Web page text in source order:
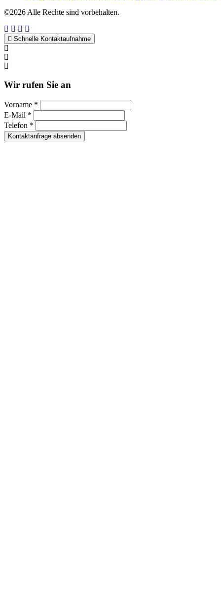
©2026 Alle Rechte sind vorbehalten.
Schnelle Kontaktaufnahme
Wir rufen Sie an
Vorname *
E-Mail *
Telefon *